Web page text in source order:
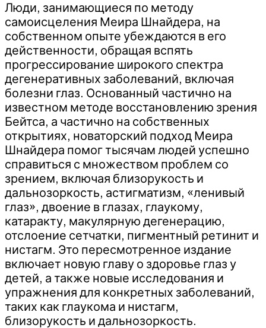
Люди, занимающиеся по методу
самоисцеления Меира Шнайдера, на
собственном опыте убеждаются в его
действенности, обращая вспять
прогрессирование широкого спектра
дегенеративных заболеваний, включая
болезни глаз. Основанный частично на
известном методе восстановлению зрения
Бейтса, а частично на собственных
открытиях, новаторский подход Меира
Шнайдера помог тысячам людей успешно
справиться с множеством проблем со
зрением, включая близорукость и
дальнозоркость, астигматизм, «ленивый
глаз», двоение в глазах, глаукому,
катаракту, макулярную дегенерацию,
отслоение сетчатки, пигментный ретинит и
нистагм. Это пересмотренное издание
включает новую главу о здоровье глаз у
детей, а также новые исследования и
упражнения для конкретных заболеваний,
таких как глаукома и нистагм,
близорукость и дальнозоркость.